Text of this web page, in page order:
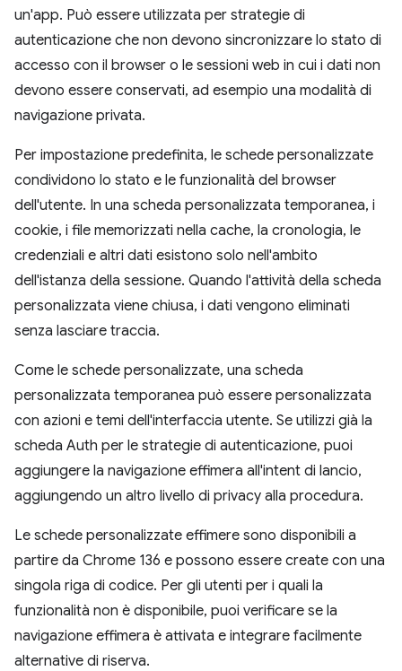
un'app. Può essere utilizzata per strategie di
autenticazione che non devono sincronizzare lo stato di
accesso con il browser o le sessioni web in cui i dati non
devono essere conservati, ad esempio una modalità di
navigazione privata.
Per impostazione predefinita, le schede personalizzate
condividono lo stato e le funzionalità del browser
dell'utente. In una scheda personalizzata temporanea, i
cookie, i file memorizzati nella cache, la cronologia, le
credenziali e altri dati esistono solo nell'ambito
dell'istanza della sessione. Quando l'attività della scheda
personalizzata viene chiusa, i dati vengono eliminati
senza lasciare traccia.
Come le schede personalizzate, una scheda
personalizzata temporanea può essere personalizzata
con azioni e temi dell'interfaccia utente. Se utilizzi già la
scheda Auth per le strategie di autenticazione, puoi
aggiungere la navigazione effimera all'intent di lancio,
aggiungendo un altro livello di privacy alla procedura.
Le schede personalizzate effimere sono disponibili a
partire da Chrome 136 e possono essere create con una
singola riga di codice. Per gli utenti per i quali la
funzionalità non è disponibile, puoi verificare se la
navigazione effimera è attivata e integrare facilmente
alternative di riserva.